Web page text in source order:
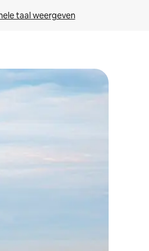
taal weergeven
óf door te tikken of swipen.